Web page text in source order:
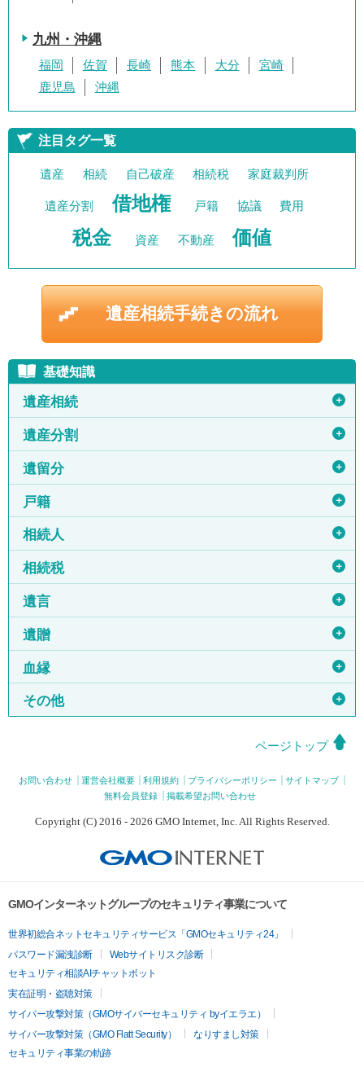
九州・沖縄
福岡 佐賀 長崎 熊本 大分
宮崎
鹿児島
沖縄
注目タグ一覧
遺産 相続 自己破産 相続税 家庭裁判所
遺産分割 借地権 戸籍 協議 費用
税金 資産 不動産 価値
遺産相続手続きの流れ
基礎知識
遺産相続 ＋
遺産分割 ＋
遺留分 ＋
戸籍 ＋
相続人 ＋
相続税 ＋
遺言 ＋
遺贈 ＋
血縁 ＋
その他 ＋
ページトップ
お問い合わせ 運営会社概要 利用規約 プライバシーポリシー
サイトマップ
無料会員登録
掲載希望お問い合わせ
Copyright (C) 2016 - 2026 GMO Internet, Inc. All Rights Reserved.
GMOインターネットグループのセキュリティ事業について
世界初総合ネットセキュリティサービス「GMOセキュリティ24」
パスワード漏洩診断
Webサイトリスク診断
セキュリティ相談AIチャットボット
実在証明・盗聴対策
サイバー攻撃対策（GMOサイバーセキュリティ byイエラエ）
サイバー攻撃対策（GMO Flatt Security）
なりすまし対策
セキュリティ事業の軌跡